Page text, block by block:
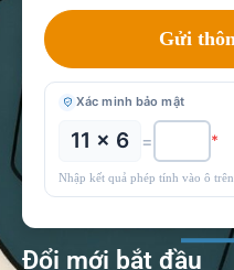
Xác minh bảo mật
11 × 6 = *
Nhập kết quả phép tính vào ô trên
Đổi mới bắt đầu